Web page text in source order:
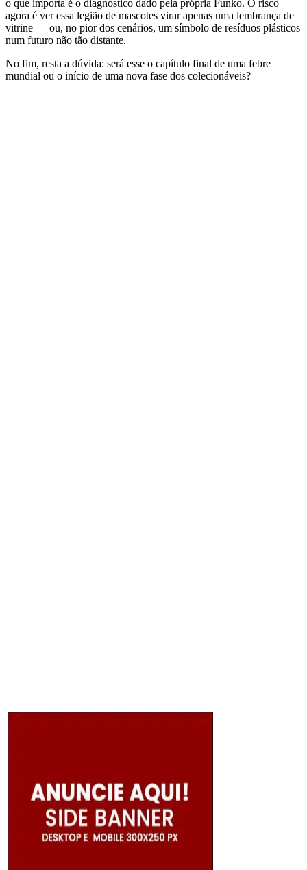
o que importa é o diagnóstico dado pela própria Funko. O risco
agora é ver essa legião de mascotes virar apenas uma lembrança de
vitrine — ou, no pior dos cenários, um símbolo de resíduos plásticos
num futuro não tão distante.
No fim, resta a dúvida: será esse o capítulo final de uma febre
mundial ou o início de uma nova fase dos colecionáveis?